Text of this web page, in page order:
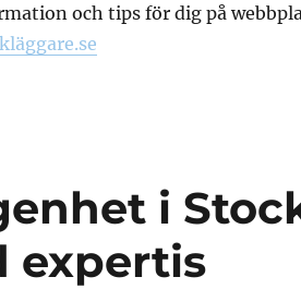
och tips för dig på
i
expertis